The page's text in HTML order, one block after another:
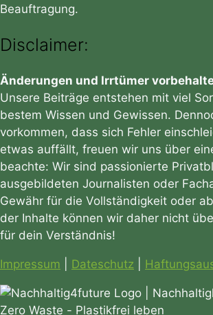
Beauftragung.
Disclaimer:
Änderungen und Irrtümer
Unsere Beiträge entstehen mit viel
bestem Wissen und Gewissen.
vorkommen, dass sich Fehler
etwas auffällt, freuen wir uns über
beachte: Wir sind passionierte
ausgebildeten Journalisten oder
Gewähr für die Vollständigkeit oder
der Inhalte können wir daher nicht
für dein Verständnis!
Impressum Dateschutz